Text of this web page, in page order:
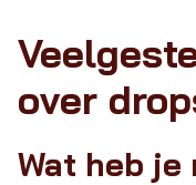
over
Wat heb je